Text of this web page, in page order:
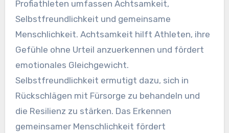
Was sind die universellen
Techniken zur Praxis von
Selbstmitgefühl?
Techniken des Selbstmitgefühls für
Profiathleten umfassen Achtsamkeit,
Selbstfreundlichkeit und gemeinsame
Menschlichkeit. Achtsamkeit hilft Athleten, ihre